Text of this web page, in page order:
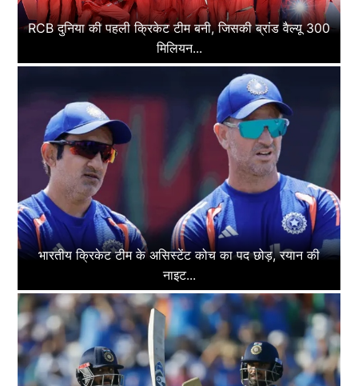
RCB दुनिया की पहली क्रिकेट टीम बनी, जिसकी ब्रांड वैल्यू 300
मिलियन...
भारतीय क्रिकेट टीम के असिस्टेंट कोच का पद छोड़, रयान की
नाइट...